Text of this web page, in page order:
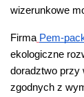
wizerunkowe
Firma Pem-
ekologiczne
doradztwo przy
zgodnych z